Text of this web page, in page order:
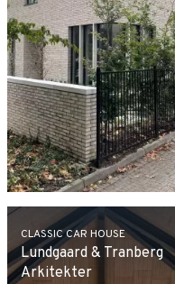
CLASSIC CAR HOUSE
Lundgaard & Tranberg
Arkitekter